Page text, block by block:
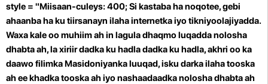
style = "Miisaan-culeys: 400; Si kastaba ha noqotee, gebi
ahaanba ha ku tiirsanayn ilaha internetka iyo tikniyoolajiyadda.
Waxa kale oo muhiim ah in lagula dhaqmo luqadda nolosha
dhabta ah, la xiriir dadka ku hadla dadka ku hadla, akhri oo ka
daawo filimka Masidoniyanka luuqad, isku darka ilaha tooska
ah ee khadka tooska ah iyo nashaadaadka nolosha dhabta ah